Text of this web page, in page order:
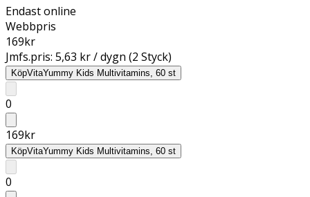
Endast online
Webbpris
169kr
Jmfs.pris: 5,63 kr / dygn (2 Styck)
KöpVitaYummy Kids Multivitamins, 60 st
0
169kr
KöpVitaYummy Kids Multivitamins, 60 st
0